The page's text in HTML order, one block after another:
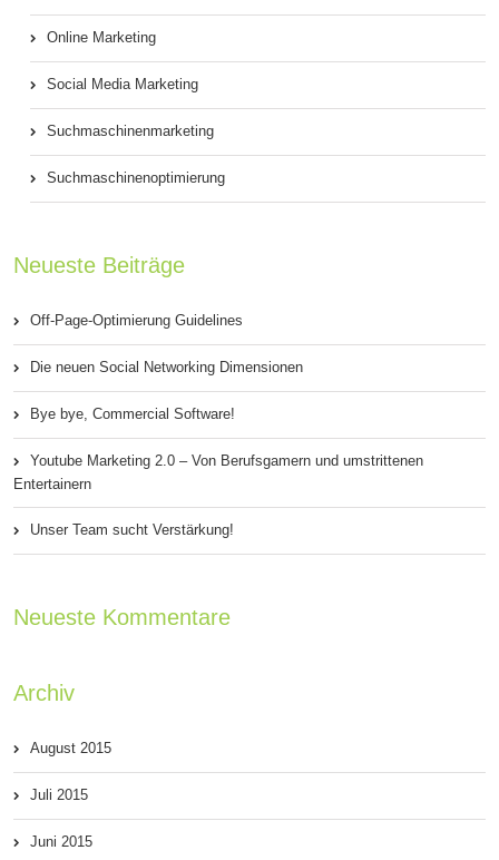
Online Marketing
Social Media Marketing
Suchmaschinenmarketing
Suchmaschinenoptimierung
Neueste Beiträge
Off-Page-Optimierung Guidelines
Die neuen Social Networking Dimensionen
Bye bye, Commercial Software!
Youtube Marketing 2.0 – Von Berufsgamern und umstrittenen
Entertainern
Unser Team sucht Verstärkung!
Neueste Kommentare
Archiv
August 2015
Juli 2015
Juni 2015